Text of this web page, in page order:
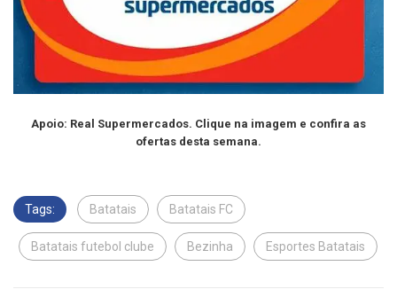
Apoio: Real Supermercados. Clique na imagem e confira as
ofertas desta semana.
Tags: Batatais Batatais FC
Batatais futebol clube Bezinha Esportes Batatais